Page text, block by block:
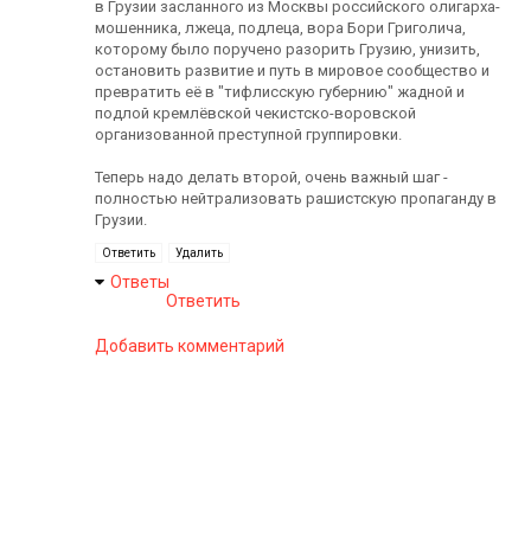
в Грузии засланного из Москвы российского олигарха-
мошенника, лжеца, подлеца, вора Бори Григолича,
которому было поручено разорить Грузию, унизить,
остановить развитие и путь в мировое сообщество и
превратить её в "тифлисскую губернию" жадной и
подлой кремлёвской чекистско-воровской
организованной преступной группировки.
Теперь надо делать второй, очень важный шаг -
полностью нейтрализовать рашистскую пропаганду в
Грузии.
Ответить Удалить
Ответы
Ответить
Добавить комментарий